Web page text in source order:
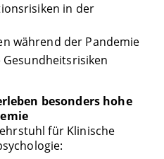
in der
während der Pandemie
besonders hohe
für Klinische